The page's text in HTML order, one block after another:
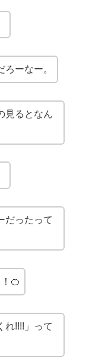
ーなー。
見るとなん
だったって
🍊
れ!!!!」って